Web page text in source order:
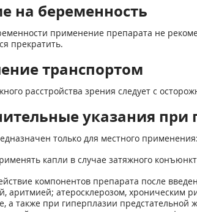
на беременность
применение препарата не
прекратить.
транспортом
расстройства зрения следует с
указания
только для местного
капли в случае затяжного
компонентов препарата после
аритмией; атеросклерозом, хроническим
а также при гиперплазии